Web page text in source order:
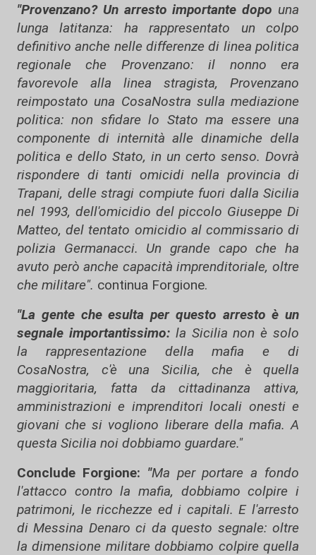
"Provenzano? Un arresto importante dopo una
lunga latitanza: ha rappresentato un colpo
definitivo anche nelle differenze di linea politica
regionale che Provenzano: il nonno era
favorevole alla linea stragista, Provenzano
reimpostato una CosaNostra sulla mediazione
politica: non sfidare lo Stato ma essere una
componente di internità alle dinamiche della
politica e dello Stato, in un certo senso. Dovrà
rispondere di tanti omicidi nella provincia di
Trapani, delle stragi compiute fuori dalla Sicilia
nel 1993, dell'omicidio del piccolo Giuseppe Di
Matteo, del tentato omicidio al commissario di
polizia Germanacci. Un grande capo che ha
avuto però anche capacità imprenditoriale, oltre
che militare". continua Forgione.
"La gente che esulta per questo arresto è un
segnale importantissimo:la Sicilia non è solo
la rappresentazione della mafia e di
CosaNostra, c'è una Sicilia, che è quella
maggioritaria, fatta da cittadinanza attiva,
amministrazioni e imprenditori locali onesti e
giovani che si vogliono liberare della mafia. A
questa Sicilia noi dobbiamo guardare."
Conclude Forgione: "Ma per portare a fondo
l'attacco contro la mafia, dobbiamo colpire i
patrimoni, le ricchezze ed i capitali. E l'arresto
di Messina Denaro ci da questo segnale: oltre
la dimensione militare dobbiamo colpire quella